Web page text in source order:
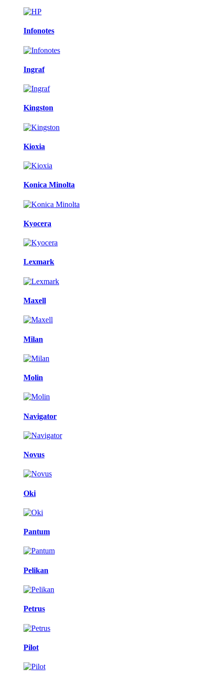
Infonotes
Ingraf
Kingston
Kioxia
Konica Minolta
Kyocera
Lexmark
Maxell
Milan
Molin
Navigator
Novus
Oki
Pantum
Pelikan
Petrus
Pilot